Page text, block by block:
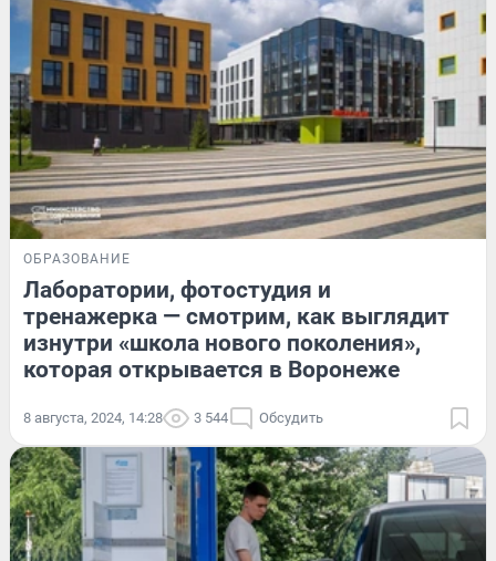
ОБРАЗОВАНИЕ
Лаборатории, фотостудия и
тренажерка — смотрим, как выглядит
изнутри «школа нового поколения»,
которая открывается в Воронеже
8 августа, 2024, 14:28 3 544 Обсудить